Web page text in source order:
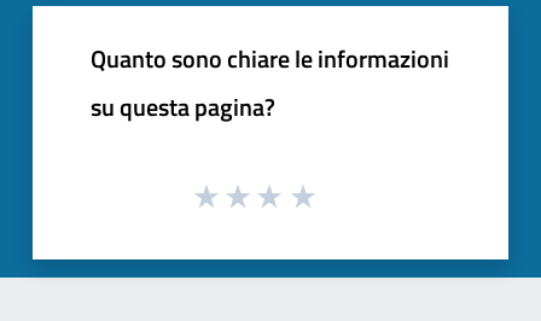
Quanto sono chiare le informazioni
su questa pagina?